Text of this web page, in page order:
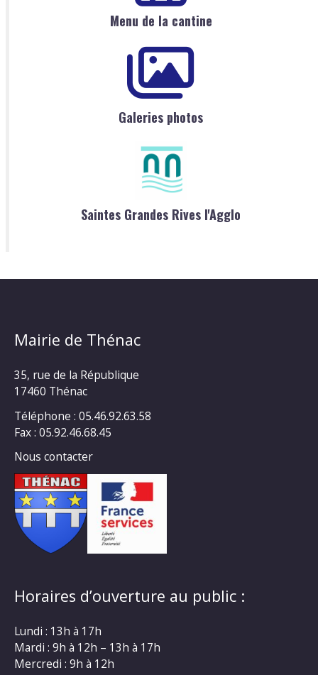
Menu de la cantine
Galeries photos
Saintes Grandes Rives l'Agglo
Mairie de Thénac
35, rue de la République
17460 Thénac
Téléphone : 05.46.92.63.58
Fax : 05.92.46.68.45
Nous contacter
Horaires d’ouverture au public :
Lundi : 13h à 17h
Mardi : 9h à 12h – 13h à 17h
Mercredi : 9h à 12h